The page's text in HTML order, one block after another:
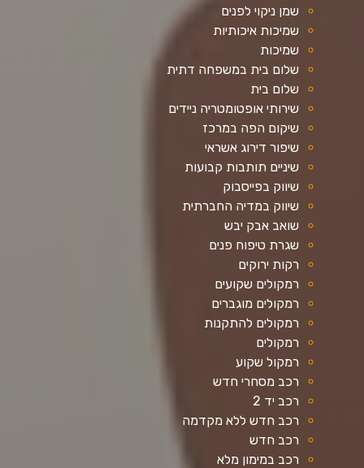
שמן ניקוי לפנים
שמיכות איכותיות
שמיכות
שלום בית במשפחה דתית
שלום בית
שירותי אופטומטריה ניידים
שיקום הפה במרכז
שיפור דירוג אשראי
שיניים תותבות קבועות
שיווק בפייסבוק
שיווק במדיה החברתית
שואב אבק יבש
שגרת טיפוח פנים
רקות ירוקים
רמקולים שקועים
רמקולים מוגברים
רמקולים להתקנות
רמקולים
רמקול שקוע
רכב מסחרי חדש
רכב יד 2
רכב חדש ללא מקדמה
רכב חדש
רכב במימון מלא